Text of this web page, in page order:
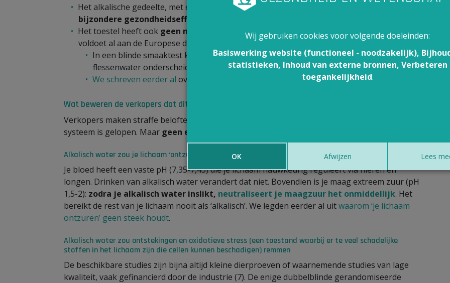
Het alkalische gedeelte, met een pH tussen 8 en 9,5, wordt aangeprezen als water met
bijzondere gezondheidseffecten
Het toestel heeft ook geen meerwaarde voor de waterveiligheid
: Belgisch leidingwater
voldoet al aan de Europese drinkwaterrichtlijn (2) en is vrij van ziekteverwekkers (3).
In een blinde smaaktest kunnen de meeste mensen kraantjeswater ook niet van
flessenwater onderscheiden (4).
We schreven eerder al over de vergelijking tussen kraantjeswater en flessenwater.
Wat beweren de verkopers dat dit voor je gezondheid doet?
Verkopers maken straffe beloftes over de gezondheidsvoordelen van water dat door zo’n
systeem is gelopen. Maar geen enkele ervan blijft wetenschappelijk overeind
Alkalisch water zou je lichaam ‘ontzuren’
Je bloed heeft een vaste pH (7,35-7,45) die je lichaam nauwkeurig reguleert via nieren en
longen. Drinken van alkalisch water verandert dat niet. Bovendien is je maag extreem zuur (pH
1,5-2): zodra je alkalisch water inslikt, neutraliseert je maagzuur het onmiddellijk. Het
bereikt de rest van je lichaam nooit als ‘alkalisch’. We legden eerder al uitwaarom ‘je lichaam
ontzuren’ geen steek houdt.
Alkalisch water zou ontstekingen en oxidatieve stress (een toestand waarbij er te veel schadelijke
stoffen in het lichaam zijn die cellen kunnen beschadigen) remmen
De beschikbare studies zijn bijna altijd kleine dierproeven of waarnemende studies van lage
kwaliteit, vaak gefinancierd door de industrie (7). De enige dubbelblinde gerandomiseerde
Wij gebruiken cookies voor volgende doeleinden:
Basiswerking website (functioneel - noodzakelijk),
statistieken, Inhoud van externe bronnen, Verbeteren
toegankelijkheid.
OK Afwijzen Lees